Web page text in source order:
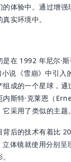
体验中。通过增强
实环境中。
是在 1992 年尼尔·
说《雪崩》中引入
成的一个星球，
内斯特·克莱恩（
采用了类似的主题。
背后的技术有着比
体镜就使用分别呈